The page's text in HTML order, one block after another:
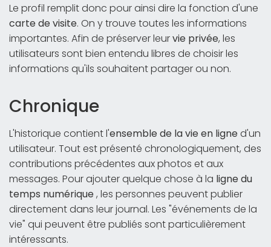
Le profil remplit donc pour ainsi dire la fonction d'une
carte de visite. On y trouve toutes les informations
importantes. Afin de préserver leurvie privée, les
utilisateurs sont bien entendu libres de choisir les
informations qu'ils souhaitent partager ou non.
Chronique
L'historique contient l'ensemble de la vie en ligned'un
utilisateur. Tout est présenté chronologiquement, des
contributions précédentes aux photos et aux
messages. Pour ajouter quelque chose à la ligne du
temps numérique, les personnes peuvent publier
directement dans leur journal. Les "événements de la
vie" qui peuvent être publiés sont particulièrement
intéressants.